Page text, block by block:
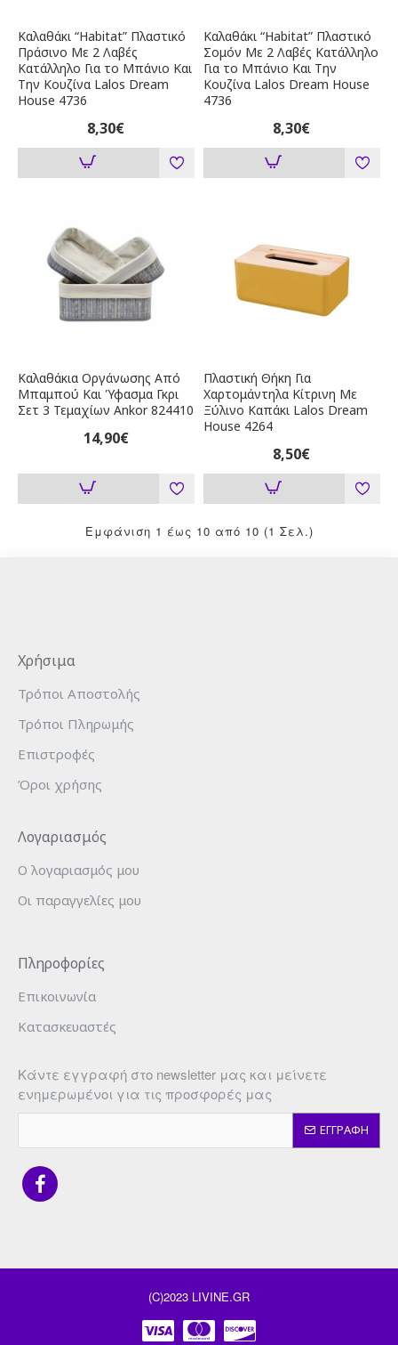
Καλαθάκι “Habitat” Πλαστικό
Πράσινο Με 2 Λαβές
Κατάλληλο Για το Μπάνιο Και
Την Κουζίνα Lalos Dream
House 4736
8,30€
Καλαθάκι “Habitat” Πλαστικό
Σομόν Με 2 Λαβές Κατάλληλο
Για το Μπάνιο Και Την
Κουζίνα Lalos Dream House
4736
8,30€
Καλαθάκια Οργάνωσης Από
Μπαμπού Και Ύφασμα Γκρι
Σετ 3 Τεμαχίων Ankor 824410
14,90€
Πλαστική Θήκη Για
Χαρτομάντηλα Κίτρινη Με
Ξύλινο Καπάκι Lalos Dream
House 4264
8,50€
Εμφάνιση 1 έως 10 από 10 (1 Σελ.)
Χρήσιμα
Τρόποι Αποστολής
Τρόποι Πληρωμής
Επιστροφές
Όροι χρήσης
Λογαριασμός
Ο λογαριασμός μου
Οι παραγγελίες μου
Πληροφορίες
Επικοινωνία
Κατασκευαστές
Κάντε εγγραφή στο newsletter μας και μείνετε
ενημερωμένοι για τις προσφορές μας
ΕΓΓΡΑΦΗ
(C)2023 LIVINE.GR